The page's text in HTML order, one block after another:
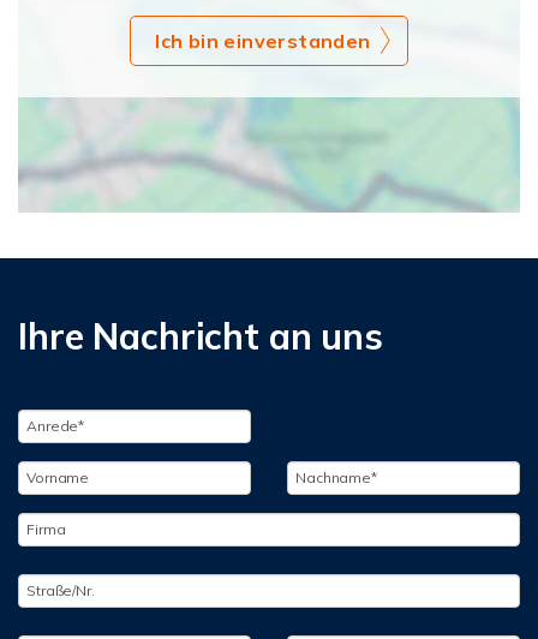
Ich bin einverstanden
Ihre Nachricht an uns